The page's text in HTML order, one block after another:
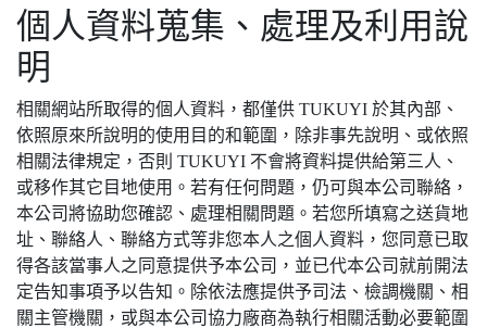
個人資料蒐集、處理及利用說
明
相關網站所取得的個人資料，都僅供 TUKUYI 於其內部、
依照原來所說明的使用目的和範圍，除非事先說明、或依照
相關法律規定，否則 TUKUYI 不會將資料提供給第三人、
或移作其它目地使用。若有任何問題，仍可與本公司聯絡，
本公司將協助您確認、處理相關問題。若您所填寫之送貨地
址、聯絡人、聯絡方式等非您本人之個人資料，您同意已取
得各該當事人之同意提供予本公司，並已代本公司就前開法
定告知事項予以告知。除依法應提供予司法、檢調機關、相
關主管機關，或與本公司協力廠商為執行相關活動必要範圍